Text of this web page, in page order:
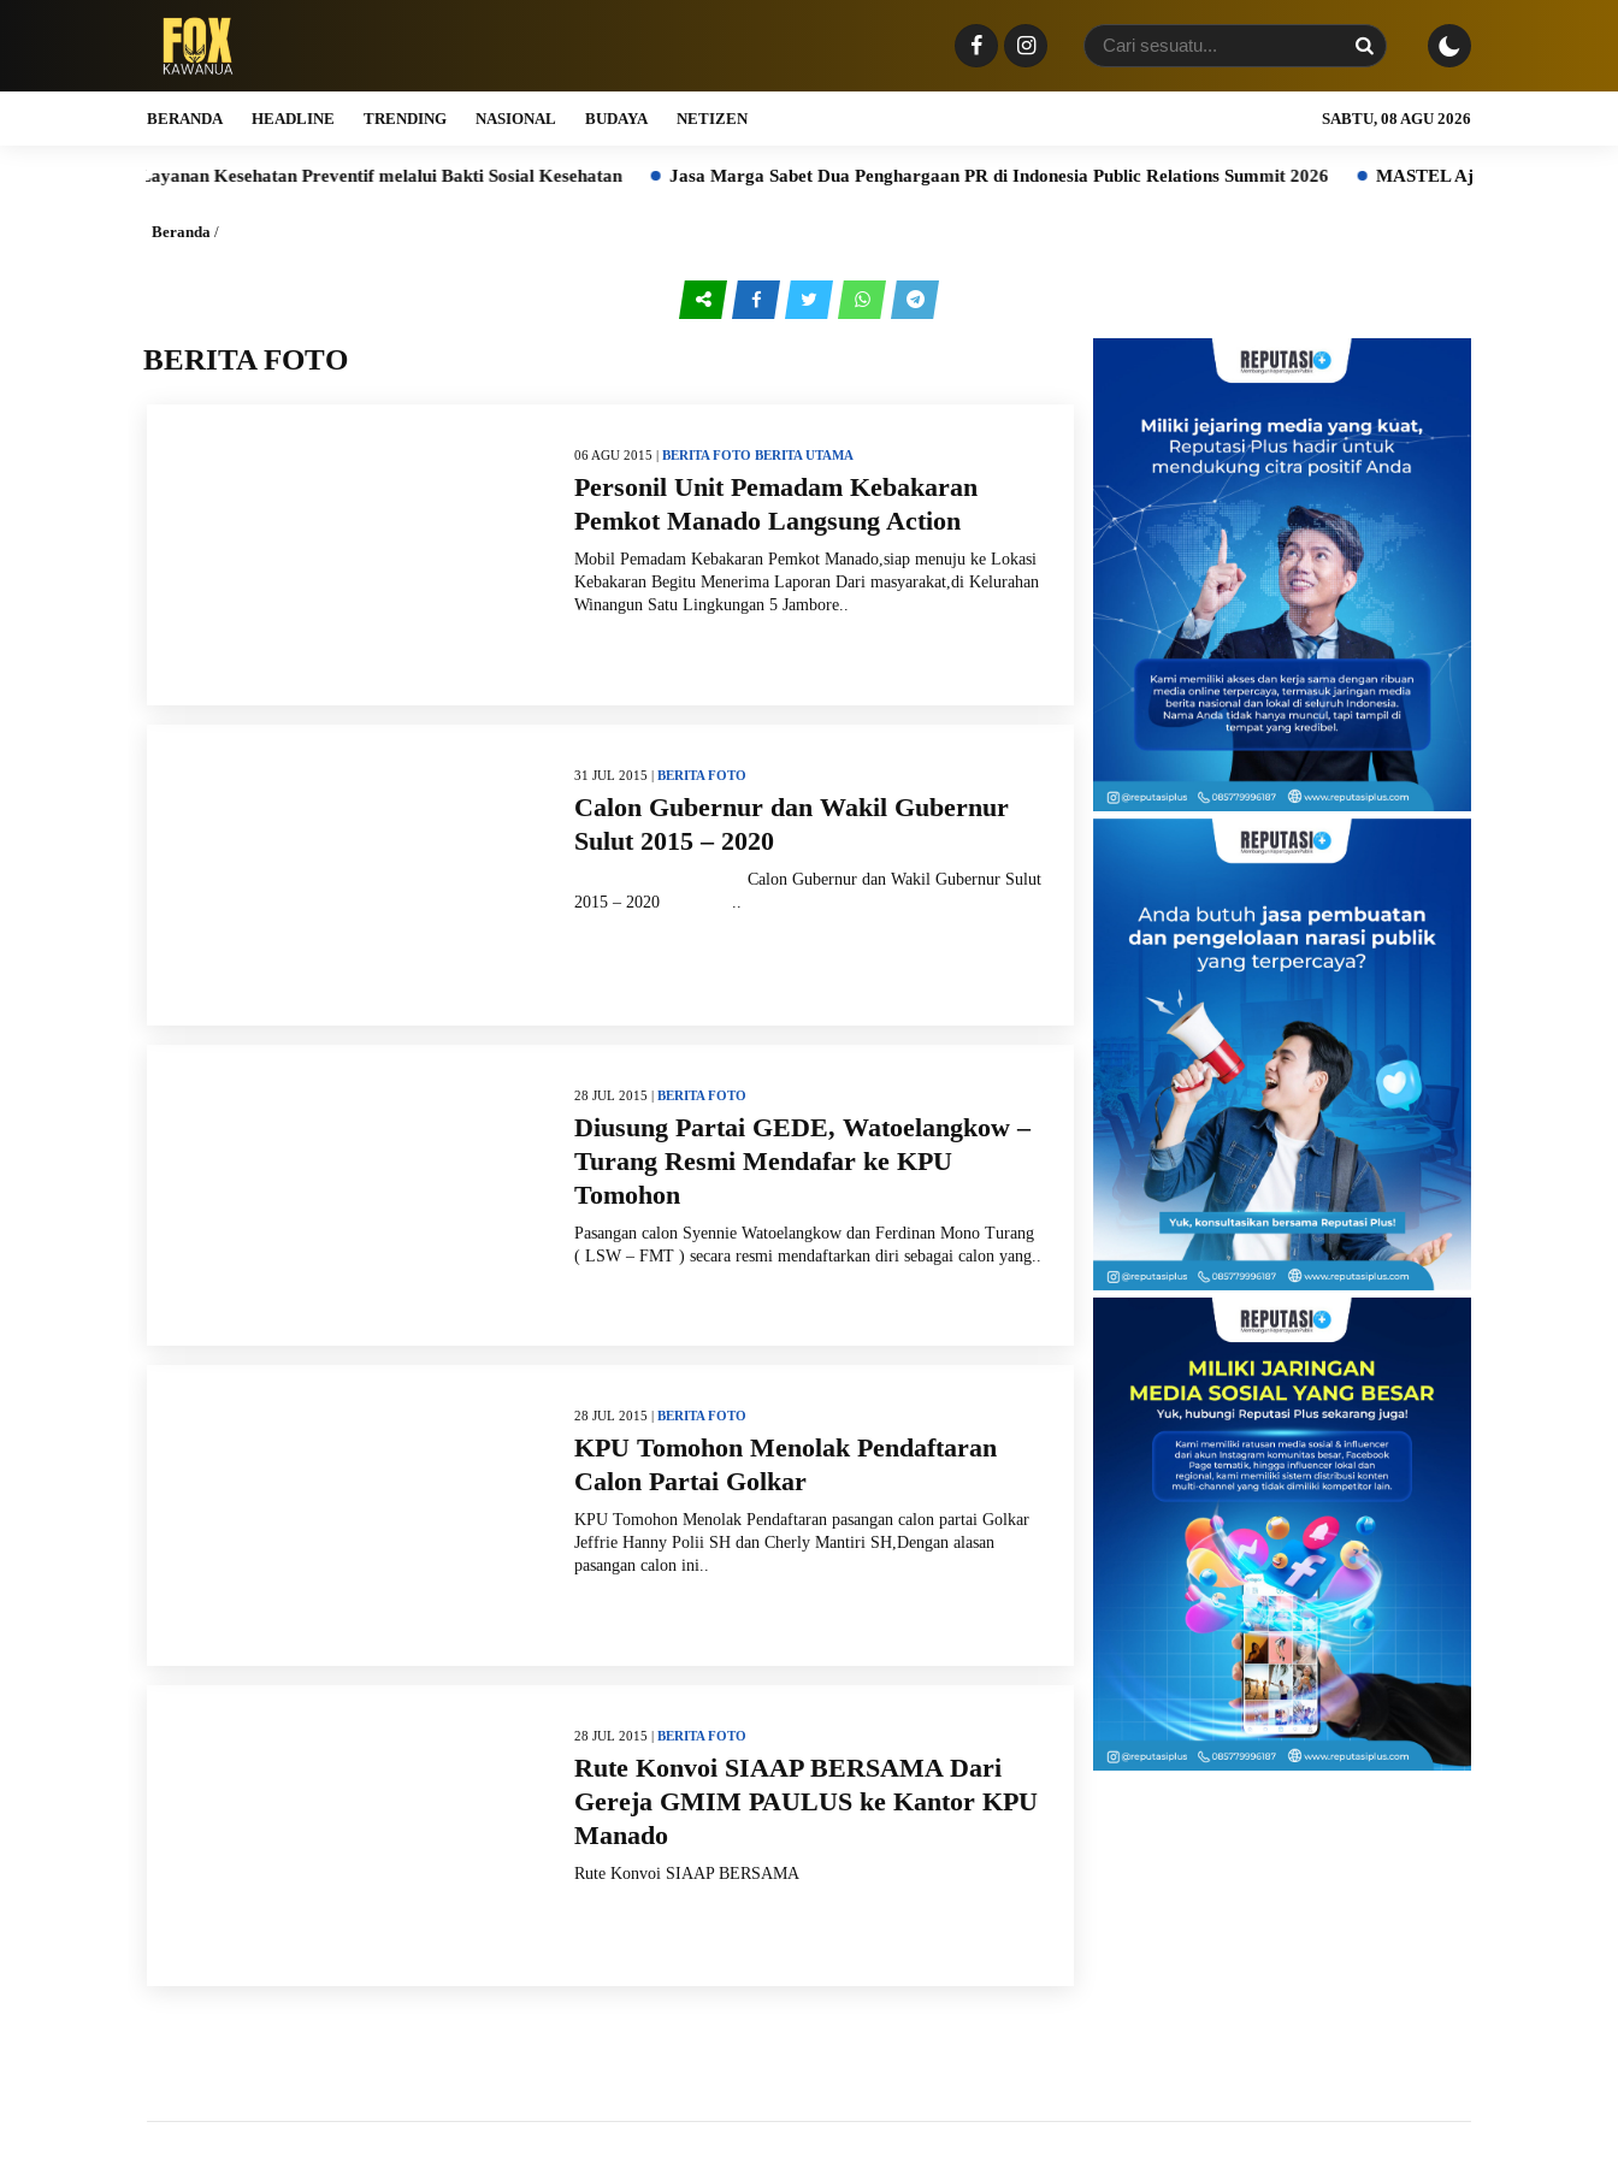
BERANDA HEADLINE TRENDING NASIONAL BUDAYA NETIZEN SABTU, 08 AGU 2026
Layanan Kesehatan Preventif melalui Bakti Sosial Kesehatan Jasa Marga Sabet Dua Penghargaan PR di Indonesia Public Relations Summit 2026 MASTEL Ajak Platform Digital
Beranda /
BERITA FOTO
06 AGU 2015 | BERITA FOTO BERITA UTAMA
Personil Unit Pemadam Kebakaran
Pemkot Manado Langsung Action
Mobil Pemadam Kebakaran Pemkot Manado,siap menuju ke Lokasi
Kebakaran Begitu Menerima Laporan Dari masyarakat,di Kelurahan
Winangun Satu Lingkungan 5 Jambore..
31 JUL 2015 | BERITA FOTO
Calon Gubernur dan Wakil Gubernur
Sulut 2015 – 2020
Calon Gubernur dan Wakil Gubernur Sulut
2015 – 2020 ..
28 JUL 2015 | BERITA FOTO
Diusung Partai GEDE, Watoelangkow –
Turang Resmi Mendafar ke KPU
Tomohon
Pasangan calon Syennie Watoelangkow dan Ferdinan Mono Turang
( LSW – FMT ) secara resmi mendaftarkan diri sebagai calon yang..
28 JUL 2015 | BERITA FOTO
KPU Tomohon Menolak Pendaftaran
Calon Partai Golkar
KPU Tomohon Menolak Pendaftaran pasangan calon partai Golkar
Jeffrie Hanny Polii SH dan Cherly Mantiri SH,Dengan alasan
pasangan calon ini..
28 JUL 2015 | BERITA FOTO
Rute Konvoi SIAAP BERSAMA Dari
Gereja GMIM PAULUS ke Kantor KPU
Manado
Rute Konvoi SIAAP BERSAMA